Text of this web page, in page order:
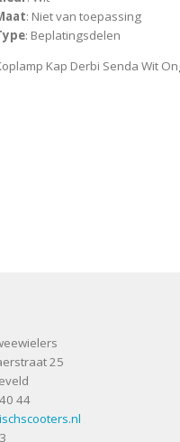
: Niet van toepassing
: Beplatingsdelen
Kap Derbi Senda Wit
25
44